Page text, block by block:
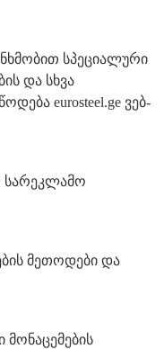
სპეციალური
და სხვა
eurosteel.ge ვებ-
სარეკლამო
მეთოდები და